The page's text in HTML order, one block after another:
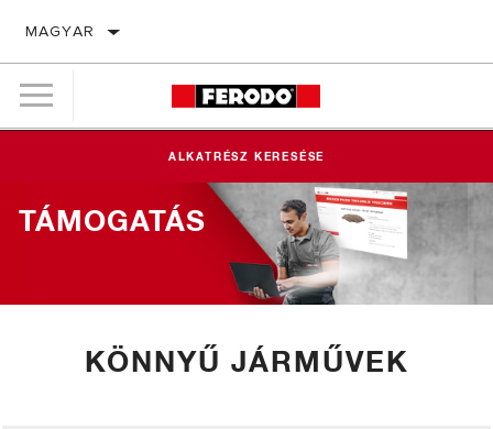
MAGYAR
ALKATRÉSZ KERESÉSE
TÁMOGATÁS
KÖNNYŰ JÁRMŰVEK